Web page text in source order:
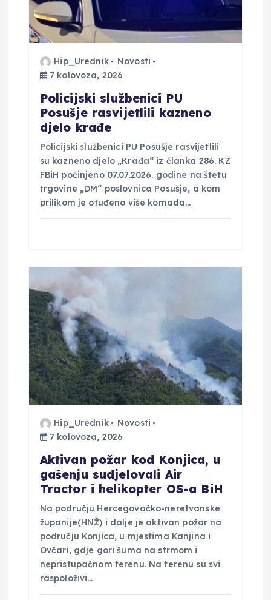
b
Hip_Urednik
Novosti
7 kolovoza, 2026
Policijski službenici PU
Posušje rasvijetlili kazneno
djelo krađe
Policijski službenici PU Posušje rasvijetlili
su kazneno djelo „Krađa“ iz članka 286. KZ
FBiH počinjeno 07.07.2026. godine na štetu
trgovine „DM“ poslovnica Posušje, a kom
prilikom je otuđeno više komada…
Hip_Urednik
Novosti
7 kolovoza, 2026
Aktivan požar kod Konjica, u
gašenju sudjelovali Air
Tractor i helikopter OS-a BiH
Na području Hercegovačko-neretvanske
županije(HNŽ) i dalje je aktivan požar na
području Konjica, u mjestima Kanjina i
Ovčari, gdje gori šuma na strmom i
nepristupačnom terenu. Na terenu su svi
raspoloživi…